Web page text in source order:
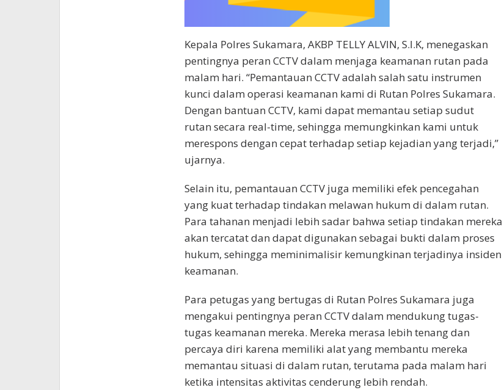
Kepala Polres Sukamara, AKBP TELLY ALVIN, S.I.K, menegaskan
pentingnya peran CCTV dalam menjaga keamanan rutan pada
malam hari. “Pemantauan CCTV adalah salah satu instrumen
kunci dalam operasi keamanan kami di Rutan Polres Sukamara.
Dengan bantuan CCTV, kami dapat memantau setiap sudut
rutan secara real-time, sehingga memungkinkan kami untuk
merespons dengan cepat terhadap setiap kejadian yang terjadi,”
ujarnya.
Selain itu, pemantauan CCTV juga memiliki efek pencegahan
yang kuat terhadap tindakan melawan hukum di dalam rutan.
Para tahanan menjadi lebih sadar bahwa setiap tindakan mereka
akan tercatat dan dapat digunakan sebagai bukti dalam proses
hukum, sehingga meminimalisir kemungkinan terjadinya insiden
keamanan.
Para petugas yang bertugas di Rutan Polres Sukamara juga
mengakui pentingnya peran CCTV dalam mendukung tugas-
tugas keamanan mereka. Mereka merasa lebih tenang dan
percaya diri karena memiliki alat yang membantu mereka
memantau situasi di dalam rutan, terutama pada malam hari
ketika intensitas aktivitas cenderung lebih rendah.